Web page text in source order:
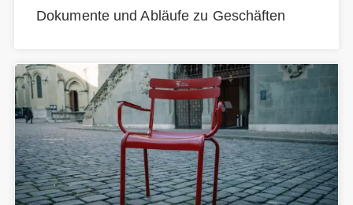
Dokumente und Abläufe zu Geschäften